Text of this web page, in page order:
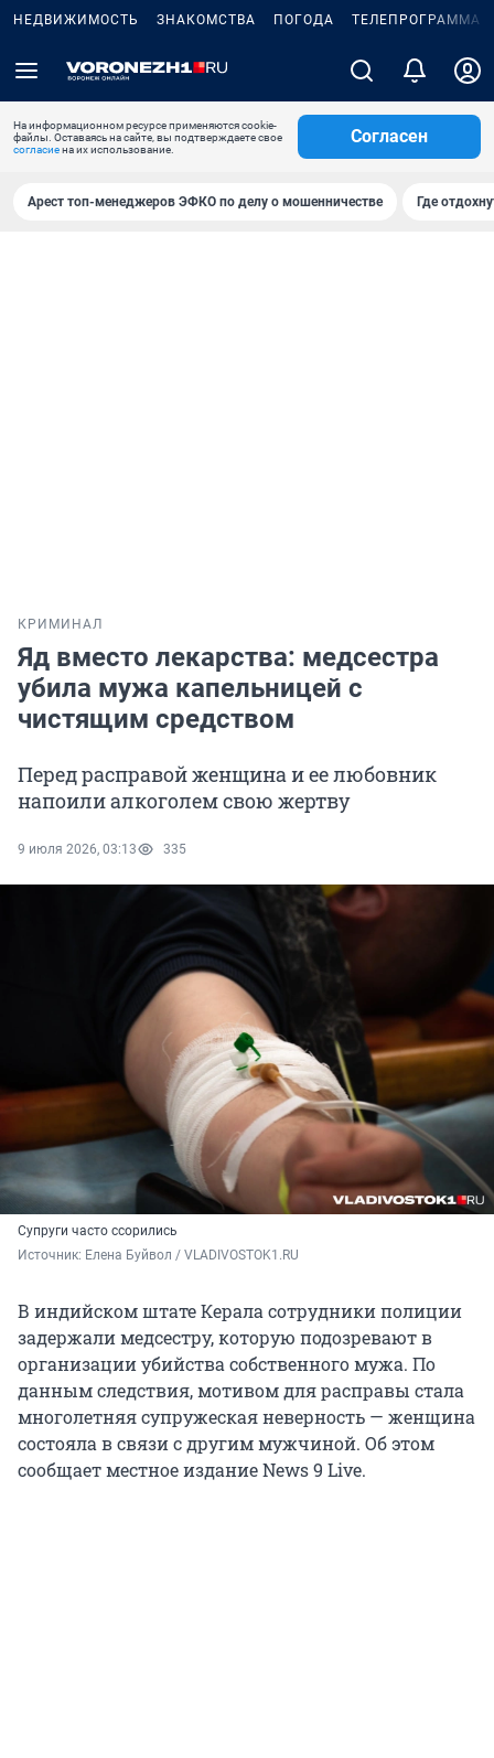
НЕДВИЖИМОСТЬ ЗНАКОМСТВА ПОГОДА ТЕЛЕПРОГРАММА
На информационном ресурсе применяются cookie-
файлы. Оставаясь на сайте, вы подтверждаете свое
согласиена их использование.
Согласен
Арест топ-менеджеров ЭФКО по делу о мошенничестве Где
КРИМИНАЛ
Яд вместо лекарства: медсестра
убила мужа капельницей с
чистящим средством
Перед расправой женщина и ее любовник
напоили алкоголем свою жертву
9 июля 2026, 03:13 335
Супруги часто ссорились
Источник: Елена Буйвол / VLADIVOSTOK1.RU
В индийском штате Керала сотрудники полиции
задержали медсестру, которую подозревают в
организации убийства собственного мужа. По
данным следствия, мотивом для расправы стала
многолетняя супружеская неверность — женщина
состояла в связи с другим мужчиной. Об этом
сообщает местное издание News 9 Live.